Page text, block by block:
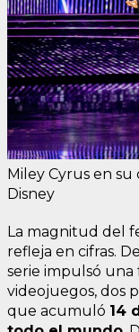
Miley Cyrus en su
Disney
La magnitud del
refleja en cifras.
serie impulsó
videojuegos, dos
que acumuló 14